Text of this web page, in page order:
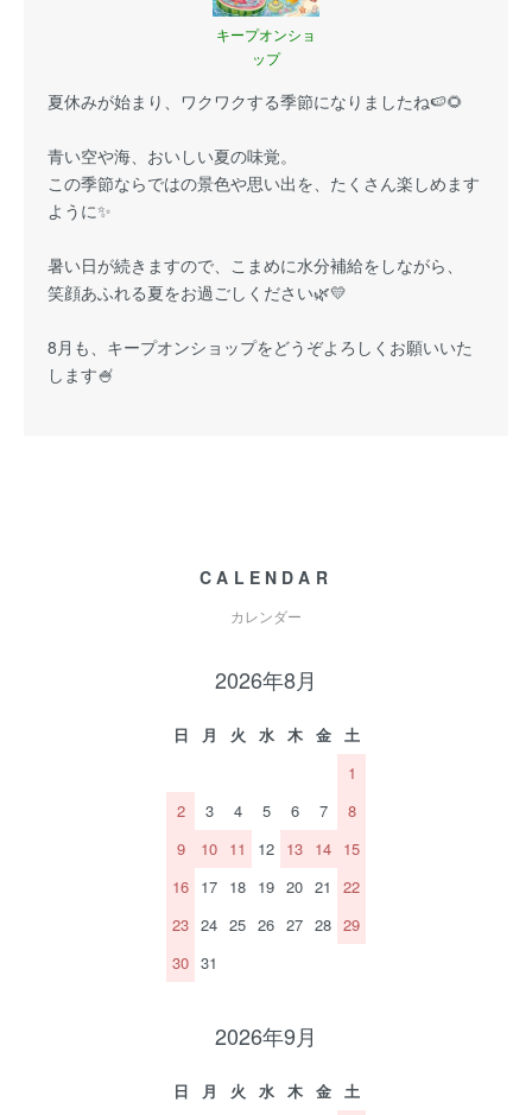
キープオンショ
ップ
夏休みが始まり、ワクワクする季節になりましたね🍉🌻
青い空や海、おいしい夏の味覚。
この季節ならではの景色や思い出を、たくさん楽しめます
ように✨
暑い日が続きますので、こまめに水分補給をしながら、
笑顔あふれる夏をお過ごしください🌿💛
8月も、キープオンショップをどうぞよろしくお願いいた
します🍧
CALENDAR
カレンダー
2026年8月
日 月 火 水 木 金
土
1
2
3 4 5 6 7
8
9
10 11 12 13 14 15
16 17 18 19 20 21
22
23 24 25 26 27 28 29
30 31
2026年9月
日 月 火 水 木 金
土